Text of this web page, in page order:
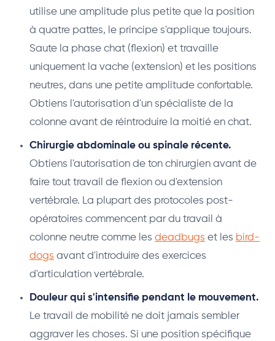
utilise une amplitude plus petite que la position
à quatre pattes, le principe s'applique toujours.
Saute la phase chat (flexion) et travaille
uniquement la vache (extension) et les positions
neutres, dans une petite amplitude confortable.
Obtiens l'autorisation d'un spécialiste de la
colonne avant de réintroduire la moitié en chat.
Chirurgie abdominale ou spinale récente.
Obtiens l'autorisation de ton chirurgien avant de
faire tout travail de flexion ou d'extension
vertébrale. La plupart des protocoles post-
opératoires commencent par du travail à
colonne neutre comme les deadbugs et les bird-
dogs avant d'introduire des exercices
d'articulation vertébrale.
Douleur qui s'intensifie pendant le mouvement.
Le travail de mobilité ne doit jamais sembler
aggraver les choses. Si une position spécifique